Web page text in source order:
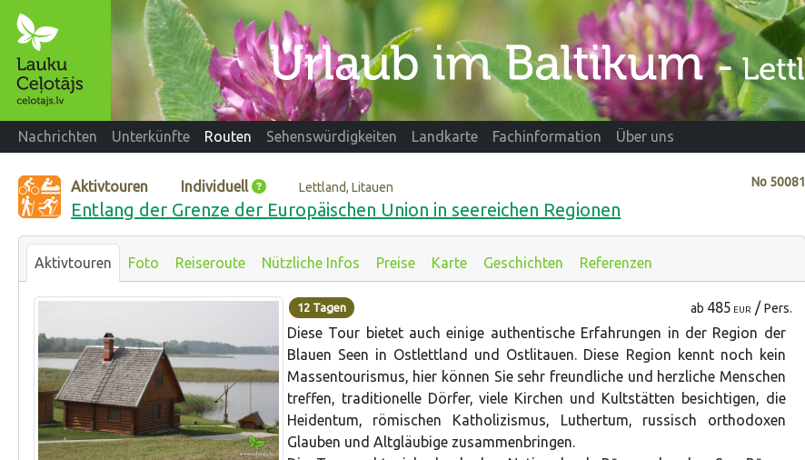
Nachrichten Unterkünfte Routen Sehenswürdigkeiten Landkarte Fachinformation Über uns
No 50081
Aktivtouren Individuell Lettland, Litauen
Entlang der Grenze der Europäischen Union in seereichen Regionen
Aktivtouren Foto Reiseroute Nützliche Infos Preise Karte Geschichten Referenzen
ab 485 EUR /Pers.
12 Tagen
Diese Tour bietet auch einige authentische Erfahrungen in der Region der
Blauen Seen in Ostlettland und Ostlitauen. Diese Region kennt noch kein
Massentourismus, hier können Sie sehr freundliche und herzliche Menschen
treffen, traditionelle Dörfer, viele Kirchen und Kultstätten besichtigen, die
Heidentum, römischen Katholizismus, Luthertum, russisch orthodoxen
Glauben und Altgläubige zusammenbringen.